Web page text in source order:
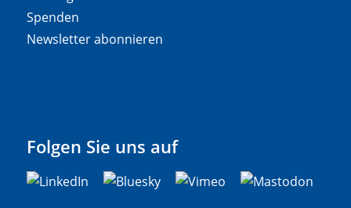
Spenden
Newsletter abonnieren
Folgen Sie uns auf